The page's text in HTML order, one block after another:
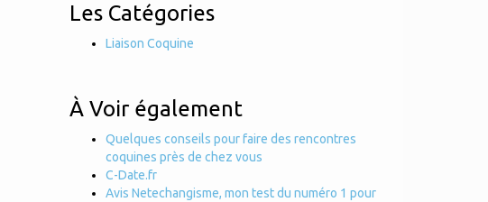
Les Catégories
Liaison Coquine
À Voir également
Quelques conseils pour faire des rencontres
coquines près de chez vous
C-Date.fr
Avis Netechangisme, mon test du numéro 1 pour